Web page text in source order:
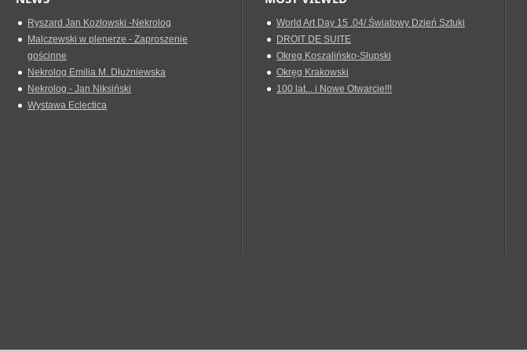
Ryszard Jan Kozłowski -Nekrolog
Malczewski w plenerze - Zaproszenie
gościnne
Nekrolog Emilia M. Dłużniewska
Nekrolog - Jan Niksiński
Wystawa Eclectica
World Art Day 15 .04/ Światowy Dzień Sztuki
DROIT DE SUITE
Okreg Koszalińsko-Słupski
Okręg Krakowski
100 lat... i Nowe Otwarcie!!!